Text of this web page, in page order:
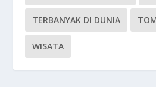
TERBANYAK DI DUNIA
WISATA